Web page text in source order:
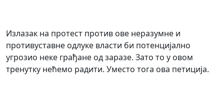
Излазак на протест против ове неразумне и
противуставне одлуке власти би потенцијално
угрозио неке грађане од заразе. Зато то у овом
тренутку нећемо радити. Уместо тога ова петиција.